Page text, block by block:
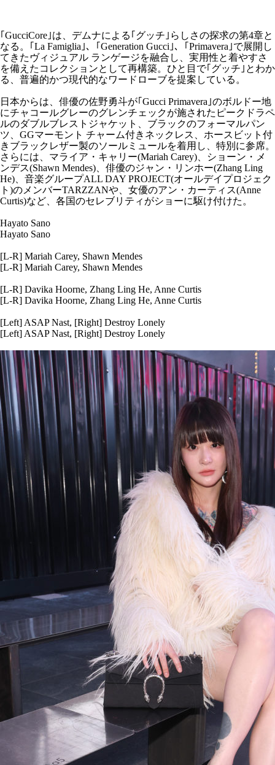
｢GucciCore｣は、デムナによる｢グッチ｣らしさの探求の第4章と
なる。｢La Famiglia｣、｢Generation Gucci｣、｢Primavera｣で展開し
てきたヴィジュアル ランゲージを融合し、実用性と着やすさ
を備えたコレクションとして再構築。ひと目で｢グッチ｣とわか
る、普遍的かつ現代的なワードローブを提案している。
日本からは、俳優の佐野勇斗が｢Gucci Primavera｣のボルドー地
にチャコールグレーのグレンチェックが施されたピークドラペ
ルのダブルブレストジャケット、ブラックのフォーマルパン
ツ、GGマーモント チャーム付きネックレス、ホースビット付
きブラックレザー製のソールミュールを着用し、特別に参席。
さらには、マライア・キャリー(Mariah Carey)、ショーン・メ
ンデス(Shawn Mendes)、俳優のジャン・リンホー(Zhang Ling
He)、音楽グループALL DAY PROJECT(オールデイプロジェク
ト)のメンバーTARZZANや、女優のアン・カーティス(Anne
Curtis)など、各国のセレブリティがショーに駆け付けた。
Hayato Sano
Hayato Sano
[L-R] Mariah Carey, Shawn Mendes
[L-R] Mariah Carey, Shawn Mendes
[L-R] Davika Hoorne, Zhang Ling He, Anne Curtis
[L-R] Davika Hoorne, Zhang Ling He, Anne Curtis
[Left] ASAP Nast, [Right] Destroy Lonely
[Left] ASAP Nast, [Right] Destroy Lonely